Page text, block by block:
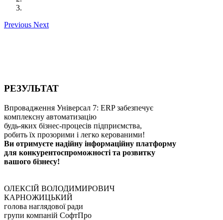
Previous Next
РЕЗУЛЬТАТ
Впровадження Універсал 7: ERP забезпечує
комплексну автоматизацію
будь-яких бізнес-процесів підприємства,
робить їх прозорими і легко керованими!
Ви отримуєте надійну інформаційну платформу
для конкурентоспроможності та розвитку
вашого бізнесу!
ОЛЕКСІЙ ВОЛОДИМИРОВИЧ
КАРНОЖИЦЬКИЙ
голова наглядової ради
групи компаній СофтПро